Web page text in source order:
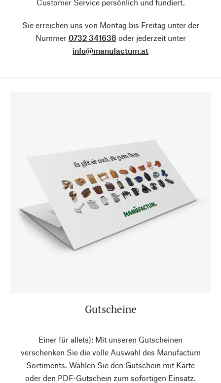
Customer Service persönlich und fundiert.
Sie erreichen uns von Montag bis Freitag unter der
Nummer 0732 341638 oder jederzeit unter
info@manufactum.at
Gutscheine
Einer für alle(s): Mit unseren Gutscheinen
verschenken Sie die volle Auswahl des Manufactum
Sortiments. Wählen Sie den Gutschein mit Karte
oder den PDF-Gutschein zum sofortigen Einsatz.